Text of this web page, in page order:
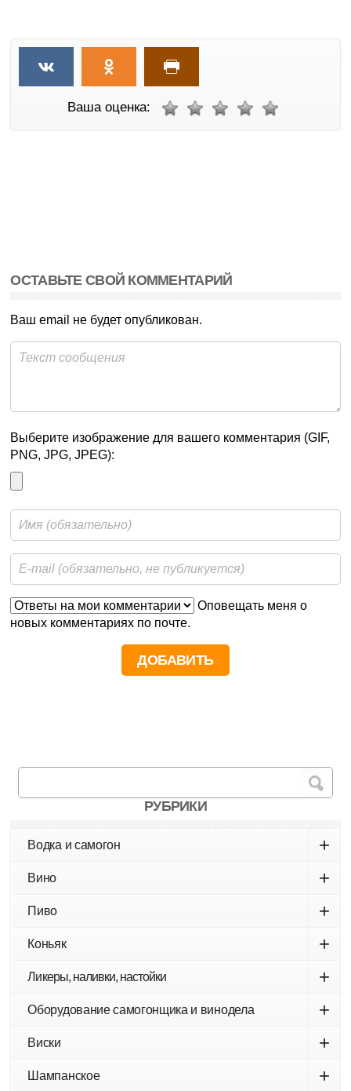
Ваша оценка:
ОСТАВЬТЕ СВОЙ КОММЕНТАРИЙ
Ваш email не будет опубликован.
Выберите изображение для вашего комментария (GIF,
PNG, JPG, JPEG):
Оповещать меня о
новых комментариях по почте.
РУБРИКИ
Водка и самогон +
Вино +
Пиво +
Коньяк +
Ликеры, наливки, настойки +
Оборудование самогонщика и винодела +
Виски +
Шампанское +